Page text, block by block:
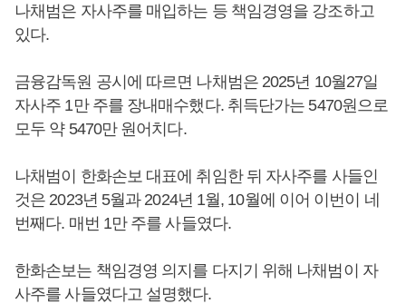
나채범은 자사주를 매입하는 등 책임경영을 강조하고
있다.
금융감독원 공시에 따르면 나채범은 2025년 10월27일
자사주 1만 주를 장내매수했다. 취득단가는 5470원으로
모두 약 5470만 원어치다.
나채범이 한화손보 대표에 취임한 뒤 자사주를 사들인
것은 2023년 5월과 2024년 1월, 10월에 이어 이번이 네
번째다. 매번 1만 주를 사들였다.
한화손보는 책임경영 의지를 다지기 위해 나채범이 자
사주를 사들였다고 설명했다.